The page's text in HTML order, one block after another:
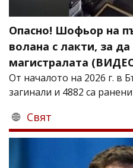
Опасно! Шофьор на
волана с лакти, за
магистралата
От началото на 2026 г. в
загинали и 4882 са
Свят